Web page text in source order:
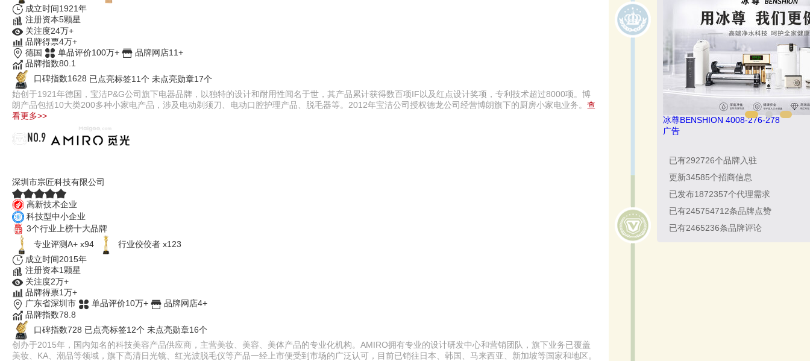
成立时间1921年
注册资本5颗星
关注度24万+
品牌得票4万+
德国
单品评价100万+
品牌网店11+
品牌指数80.1
口碑指数1628 已点亮标签11个 未点亮勋章17个
始创于1921年德国，宝洁P&G公司旗下电器品牌，以独特的设计和耐用性闻名于世，其产品累计获得数百项IF以及红点设计奖项，专利技术超过8000项。博
朗产品包括10大类200多种小家电产品，涉及电动剃须刀、电动口腔护理产品、脱毛器等。2012年宝洁公司授权德龙公司经营博朗旗下的厨房小家电业务。 查
看更多>>
NO.9
深圳市宗匠科技有限公司
高新技术企业
科技型中小企业
3个行业上榜十大品牌
专业评测A+ x94
行业佼佼者 x123
成立时间2015年
注册资本1颗星
关注度2万+
品牌得票1万+
广东省深圳市
单品评价10万+
品牌网店4+
品牌指数78.8
口碑指数728 已点亮标签12个 未点亮勋章16个
创办于2015年，国内知名的科技美容产品供应商，主营美妆、美容、美体产品的专业化机构。AMIRO拥有专业的设计研发中心和营销团队，旗下业务已覆盖
美妆、KA、潮品等领域，旗下高清日光镜、红光波脱毛仪等产品一经上市便受到市场的广泛认可，目前已销往日本、韩国、马来西亚、新加坡等国家和地区。
冰尊BENSHION 4008-276-278
广告
已有292726个品牌入驻
更新34585个招商信息
已发布1872357个代理需求
已有245754712条品牌点赞
已有2465236条品牌评论